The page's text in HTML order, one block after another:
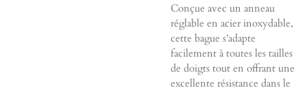
Conçue avec un anneau
réglable en acier inoxydable,
cette bague s’adapte
facilement à toutes les tailles
de doigts tout en offrant une
excellente résistance dans le